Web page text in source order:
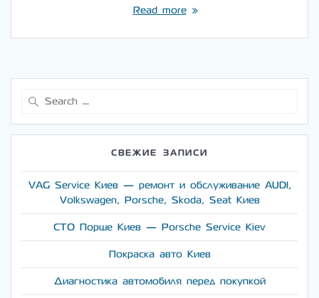
Read more
СВЕЖИЕ ЗАПИСИ
VAG Service Киев — ремонт и обслуживание AUDI,
Volkswagen, Porsche, Skoda, Seat Киев
СТО Порше Киев — Porsche Service Kiev
Покраска авто Киев
Диагностика автомобиля перед покупкой